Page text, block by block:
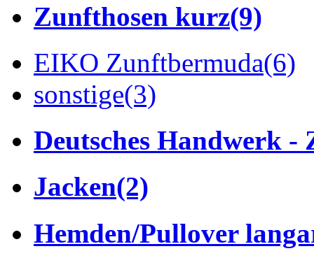
Zunfthosen kurz(9)
EIKO Zunftbermuda(6)
sonstige(3)
Deutsches Handwerk -
Jacken(2)
Hemden/Pullover